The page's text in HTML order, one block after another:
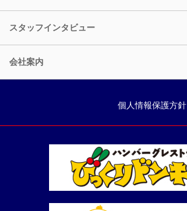
スタッフインタビュー
会社案内
個人情報保護方針